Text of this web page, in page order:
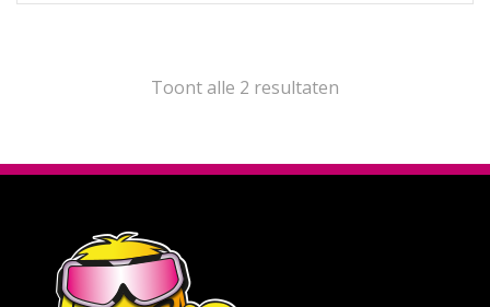
Toont alle 2 resultaten